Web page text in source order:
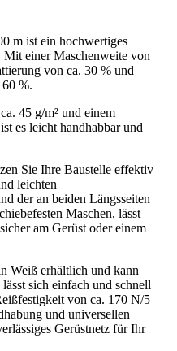
m ist ein hochwertiges
einer Maschenweite von
von ca. 30 % und
%.
45 g/m² und einem
es leicht handhabbar und
Sie Ihre Baustelle effektiv
leichten
der an beiden Längsseiten
Maschen, lässt
am Gerüst oder einem
Weiß erhältlich und kann
sich einfach und schnell
von ca. 170 N/5
und universellen
Gerüstnetz für Ihr